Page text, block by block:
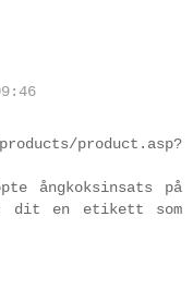
product.asp?
ångkoksinsats på
dit en etikett som